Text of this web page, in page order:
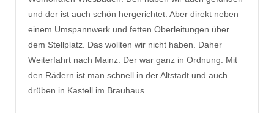
und der ist auch schön hergerichtet. Aber direkt neben
einem Umspannwerk und fetten Oberleitungen über
dem Stellplatz. Das wollten wir nicht haben. Daher
Weiterfahrt nach Mainz. Der war ganz in Ordnung. Mit
den Rädern ist man schnell in der Altstadt und auch
drüben in Kastell im Brauhaus.